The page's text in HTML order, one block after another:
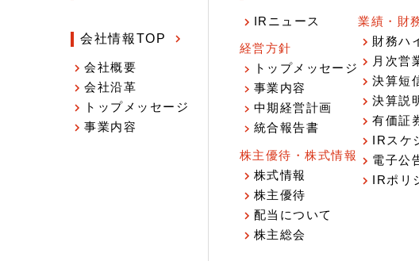
会社情報TOP
会社概要
会社沿革
トップメッセージ
事業内容
IRニュース
経営方針
トップメッセージ
事業内容
中期経営計画
統合報告書
株主優待・株式情報
株式情報
株主優待
配当について
株主総会
業績・財
財務ハ
月次営
決算短
決算説
有価証
IRスケ
電子公
IRポリ